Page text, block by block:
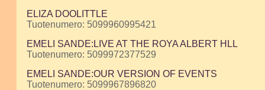
ELIZA DOOLITTLE
Tuotenumero: 5099960995421
EMELI SANDE:LIVE AT THE ROYA ALBERT HLL
Tuotenumero: 5099972377529
EMELI SANDE:OUR VERSION OF EVENTS
Tuotenumero: 5099967896820